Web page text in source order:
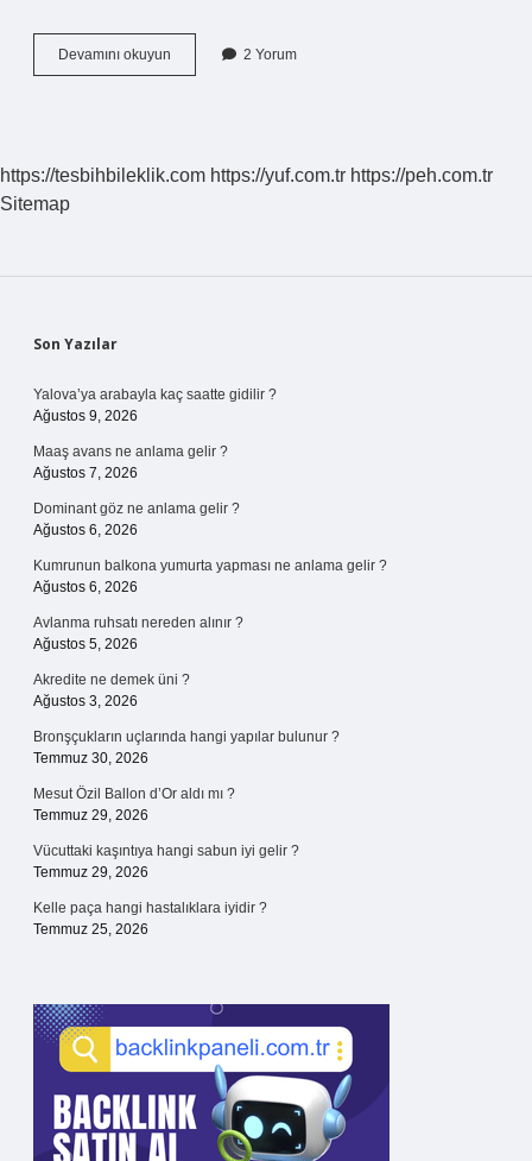
Devamını okuyun
Sayılı
Nedir
2 Yorum
https://tesbihbileklik.com https://yuf.com.tr https://peh.com.tr
Sitemap
Sidebar
Son Yazılar
Yalova’ya arabayla kaç saatte gidilir ?
Ağustos 9, 2026
Maaş avans ne anlama gelir ?
Ağustos 7, 2026
Dominant göz ne anlama gelir ?
Ağustos 6, 2026
Kumrunun balkona yumurta yapması ne anlama gelir ?
Ağustos 6, 2026
Avlanma ruhsatı nereden alınır ?
Ağustos 5, 2026
Akredite ne demek üni ?
Ağustos 3, 2026
Bronşçukların uçlarında hangi yapılar bulunur ?
Temmuz 30, 2026
Mesut Özil Ballon d’Or aldı mı ?
Temmuz 29, 2026
Vücuttaki kaşıntıya hangi sabun iyi gelir ?
Temmuz 29, 2026
Kelle paça hangi hastalıklara iyidir ?
Temmuz 25, 2026